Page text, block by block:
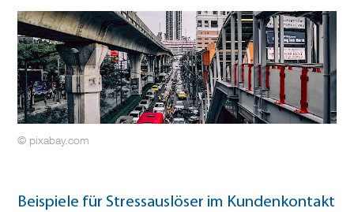
© pixabay.com
Beispiele für Stressauslöser im Kundenkontakt